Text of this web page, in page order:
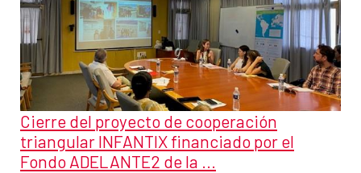
Cierre del proyecto de cooperación
triangular INFANTIX financiado por el
Fondo ADELANTE2 de la ...